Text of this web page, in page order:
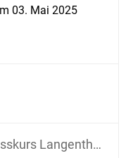
03. Mai 2025
G300m P25m 3 5 2025